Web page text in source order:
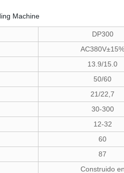
DP300
AC380V±15%
13.9/15.0
50/60
21/22,7
30-300
12-32
60
87
Construido